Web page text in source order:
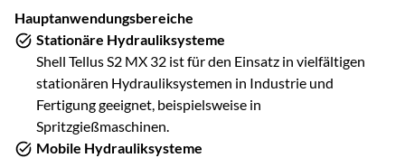
Hauptanwendungsbereiche
Stationäre Hydrauliksysteme
Shell Tellus S2 MX 32 ist für den Einsatz in vielfältigen
stationären Hydrauliksystemen in Industrie und
Fertigung geeignet, beispielsweise in
Spritzgießmaschinen.
Mobile Hydrauliksysteme